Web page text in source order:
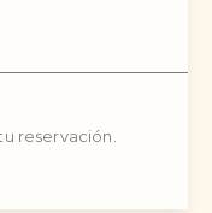
reservación.